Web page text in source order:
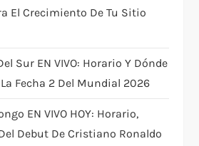
El Crecimiento De Tu Sitio
Sur EN VIVO: Horario Y Dónde
Fecha 2 Del Mundial 2026
EN VIVO HOY: Horario,
Debut De Cristiano Ronaldo